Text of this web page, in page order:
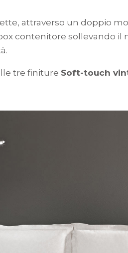
attraverso un doppio
contenitore sollevando
tre finiture Soft-touch